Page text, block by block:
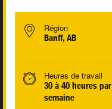
Région
Banff, AB
Heures de travail
30 à 40 heures par
semaine